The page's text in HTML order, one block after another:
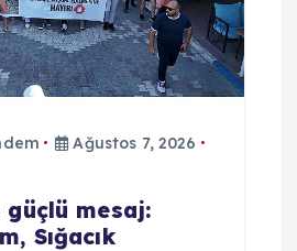
Ağustos 7, 2026
güçlü mesaj:
Sığacık